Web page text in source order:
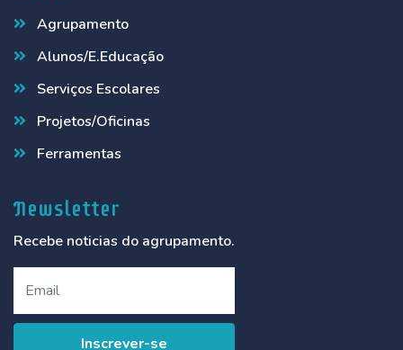
Agrupamento
Alunos/E.Educação
Serviços Escolares
Projetos/Oficinas
Ferramentas
Newsletter
Recebe noticias do agrupamento.